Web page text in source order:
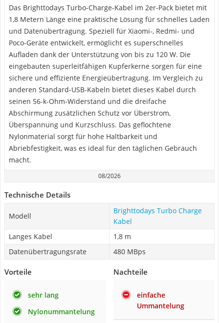
Das Brighttodays Turbo-Charge-Kabel im 2er-Pack bietet mit
1,8 Metern Länge eine praktische Lösung für schnelles Laden
und Datenübertragung. Speziell für Xiaomi-, Redmi- und
Poco-Geräte entwickelt, ermöglicht es superschnelles
Aufladen dank der Unterstützung von bis zu 120 W. Die
eingebauten superleitfähigen Kupferkerne sorgen für eine
sichere und effiziente Energieübertragung. Im Vergleich zu
anderen Standard-USB-Kabeln bietet dieses Kabel durch
seinen 56-k-Ohm-Widerstand und die dreifache
Abschirmung zusätzlichen Schutz vor Überstrom,
Überspannung und Kurzschluss. Das geflochtene
Nylonmaterial sorgt für hohe Haltbarkeit und
Abriebfestigkeit, was es ideal für den täglichen Gebrauch
macht.
08/2026
Technische Details
Modell
Brighttodays Turbo Charge
Kabel
Langes Kabel
1,8 m
Datenübertragungsrate
480 MBps
Vorteile
sehr lang
Nylonummantelung
Nachteile
einfache
Ummantelung